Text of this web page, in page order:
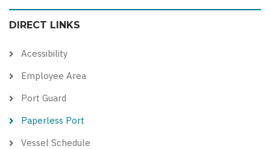
color
theme
blue
theme
high
visibility
soft
theme
DIRECT LINKS
Acessibility
Employee Area
Port Guard
Paperless Port
Vessel Schedule